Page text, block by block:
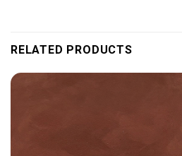
RELATED PRODUCTS